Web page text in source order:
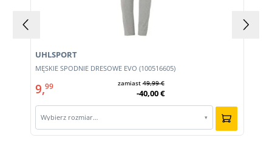
MĘSKIE SPODNIE DRESOWE EVO (100516605)
UHLSPORT
9,99 zamiast49,99 €
-40,00 €
Wybierz rozmiar… ▾